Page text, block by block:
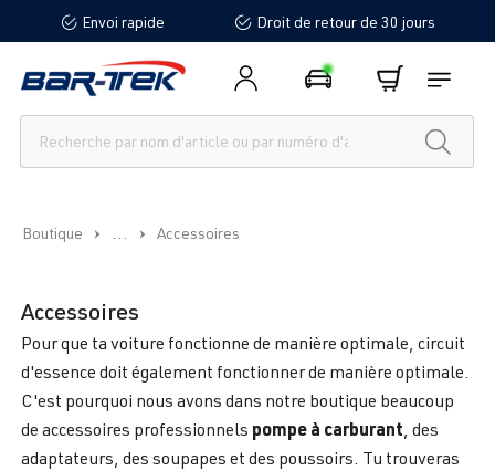
principalEnvoi rapide Droit de retour de 30 jours
Boutique ... Accessoires
Accessoires
Pour que ta voiture fonctionne de manière optimale, circuit
d'essence doit également fonctionner de manière optimale.
C'est pourquoi nous avons dans notre boutique beaucoup
de accessoires professionnels pompe à carburant, des
adaptateurs, des soupapes et des poussoirs. Tu trouveras